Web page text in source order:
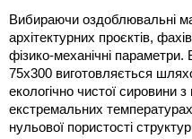
Вибираючи оздоблювальні
архітектурних проєктів,
фізико-механічні параметри.
75x300 виготовляється
екологічно чистої
екстремальних
нульової пористості